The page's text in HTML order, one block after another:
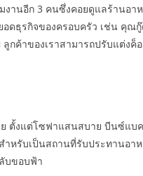
งานอีก 3 คนซึ่งคอยดูแลร้านอ
ดธุรกิจของครอบครัว เช่น คุณ
กค้าของเราสามารถปรับแต่ง
ตั้งแต่โซฟาแสนสบาย บีนซ์แ
ำหรับเป็นสถานที่รับประทานอ
บขอบฟ้า